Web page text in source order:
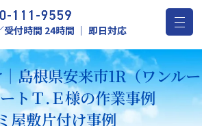
受付時間 24時間 ｜ 即日対応
島根県安来市1R（ワンルー
トＴ.Ｅ様の作業事例
屋敷片付け事例